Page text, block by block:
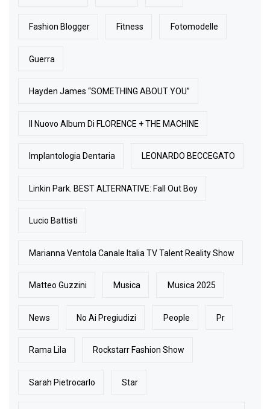
Fashion Blogger Fitness Fotomodelle
Guerra
Hayden James “SOMETHING ABOUT YOU”
Il Nuovo Album Di FLORENCE + THE MACHINE
Implantologia Dentaria LEONARDO BECCEGATO
Linkin Park. BEST ALTERNATIVE: Fall Out Boy
Lucio Battisti
Marianna Ventola Canale Italia TV Talent Reality Show
Matteo Guzzini Musica Musica 2025
News No Ai Pregiudizi People Pr
Rama Lila Rockstarr Fashion Show
Sarah Pietrocarlo Star